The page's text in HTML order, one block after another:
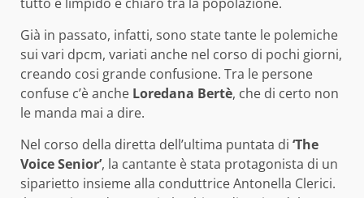
tutto è limpido e chiaro tra la popolazione.
Già in passato, infatti, sono state tante le polemiche
sui vari dpcm, variati anche nel corso di pochi giorni,
creando cosi grande confusione. Tra le persone
confuse c’è anche Loredana Bertè, che di certo non
le manda mai a dire.
Nel corso della diretta dell’ultima puntata di ‘The
Voice Senior’, la cantante è stata protagonista di un
siparietto insieme alla conduttrice Antonella Clerici.